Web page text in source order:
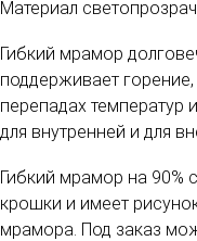
Материал
Гибкий мрамор
поддерживает
перепадах температур
для внутренней и для
Гибкий мрамор на 90%
крошки и имеет
мрамора. Под заказ